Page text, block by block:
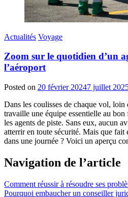
Actualités Voyage
Zoom sur le quotidien d’un
l’aéroport
Posted on 20 février 20247 juillet
Dans les coulisses de chaque vol, loin
travaille une équipe essentielle au
les agents de piste. Sans eux, aucun
atterrir en toute sécurité. Mais que fait
dans une journée ? Voici un aperçu
Navigation de l’article
Comment réussir à résoudre ses
Pourquoi embaucher un conseiller